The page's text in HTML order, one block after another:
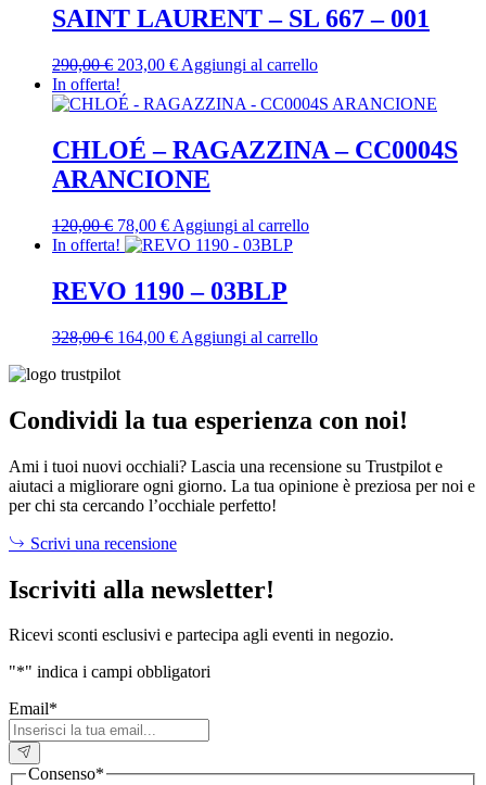
era:
379,00 €.
è:
189,50 €.
SAINT LAURENT – SL 667 – 001
290,00€ Il
prezzo
originale
290,00 €.
203,00 €Il
attuale
203,00 €.
Aggiungi al carrello
In offerta!
CHLOÉ – RAGAZZINA – CC0004S
ARANCIONE
120,00€ Il
prezzo
era:
120,00 €.
78,00 €Il
prezzo
è:
78,00 €.
Aggiungi al carrello
In offerta!
REVO 1190 – 03BLP
328,00€ Il
originale
328,00 €.
164,00 €Il
164,00 €.
Aggiungi al carrello
Condividi la tua esperienza con noi!
Ami i tuoi nuovi occhiali? Lascia una recensione su Trustpilot e
aiutaci a migliorare ogni giorno. La tua opinione è preziosa per noi e
per chi sta cercando l’occhiale perfetto!
Scrivi una recensione
Iscriviti alla newsletter!
Ricevi sconti esclusivi e partecipa agli eventi in negozio.
"*" indica i campi obbligatori
Email*
Consenso*